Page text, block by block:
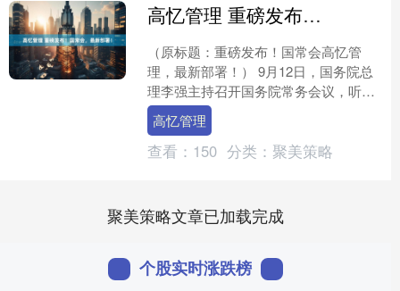
高忆管理 重磅发布！国常会，最新部署！
（原标题：重磅发布！国常会高忆管
理，最新部署！） 9月12日，国务院总
理李强主持召开国务院常务会议，听取
前期防汛救灾工作情况和提升北方地区
防汛减灾能力汇报；部署....
高忆管理
查看： 150 分类： 聚美策略
聚美策略文章已加载完成
个股实时涨跌榜